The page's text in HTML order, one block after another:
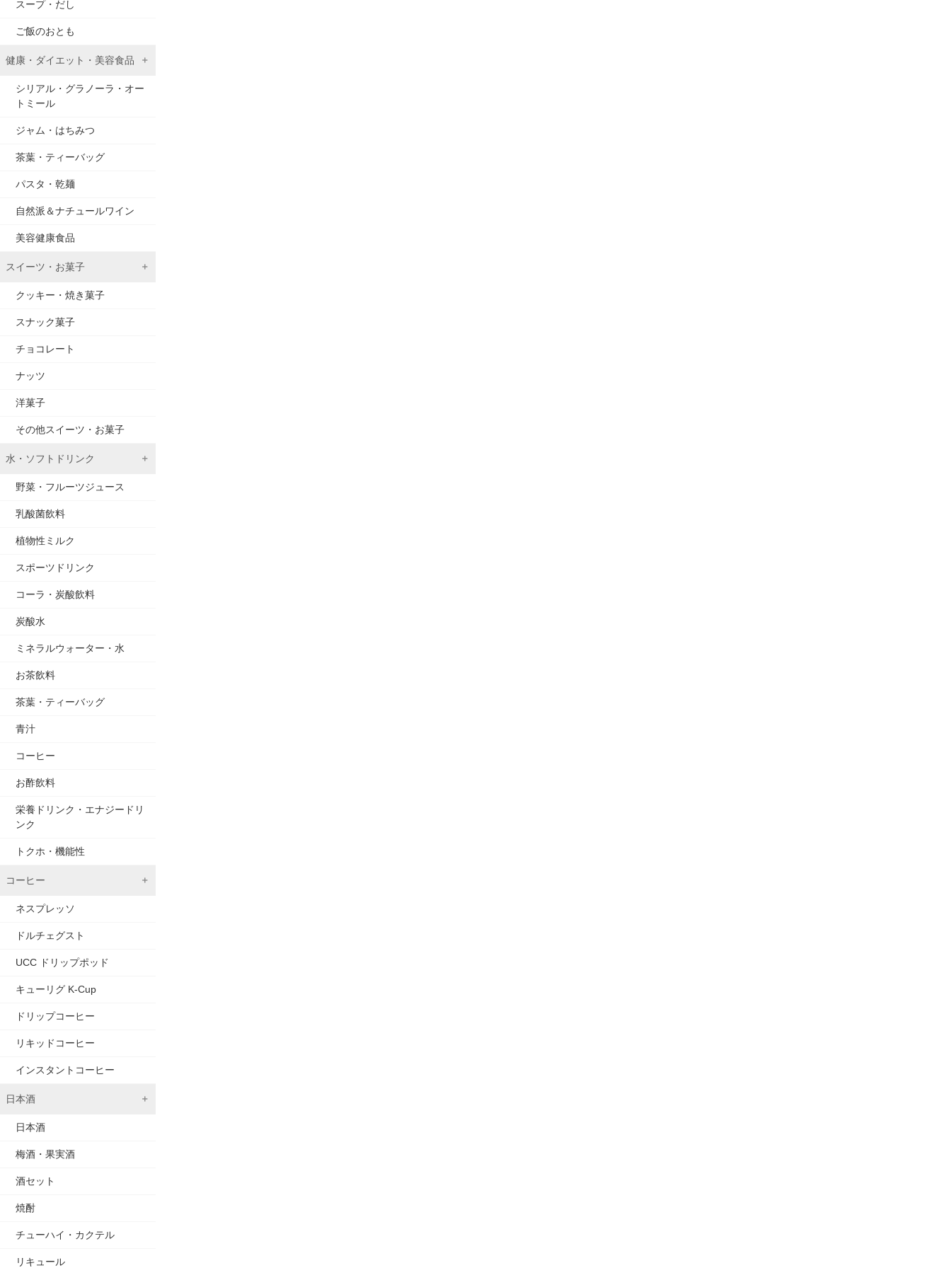
スープ・だし
ご飯のおとも
健康・ダイエット・美容食品
シリアル・グラノーラ・オー
トミール
ジャム・はちみつ
茶葉・ティーバッグ
パスタ・乾麺
自然派＆ナチュールワイン
美容健康食品
スイーツ・お菓子
クッキー・焼き菓子
スナック菓子
チョコレート
ナッツ
洋菓子
その他スイーツ・お菓子
水・ソフトドリンク
野菜・フルーツジュース
乳酸菌飲料
植物性ミルク
スポーツドリンク
コーラ・炭酸飲料
炭酸水
ミネラルウォーター・水
お茶飲料
茶葉・ティーバッグ
青汁
コーヒー
お酢飲料
栄養ドリンク・エナジードリ
ンク
トクホ・機能性
コーヒー
ネスプレッソ
ドルチェグスト
UCC ドリップポッド
キューリグ K-Cup
ドリップコーヒー
リキッドコーヒー
インスタントコーヒー
日本酒
日本酒
梅酒・果実酒
酒セット
焼酎
チューハイ・カクテル
リキュール